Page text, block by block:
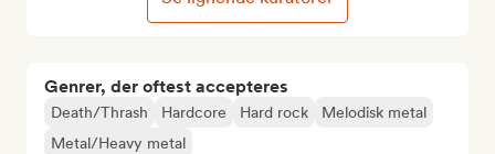
Genrer, der oftest accepteres
Death/Thrash Hardcore Hard rock
Melodisk metal
Metal/Heavy metal